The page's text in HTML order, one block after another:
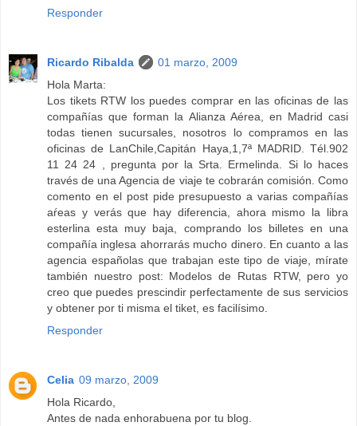
Responder
Ricardo Ribalda
01 marzo, 2009
Hola Marta:
Los tikets RTW los puedes comprar en las oficinas de las
compañías que forman la Alianza Aérea, en Madrid casi
todas tienen sucursales, nosotros lo compramos en las
oficinas de LanChile,Capitán Haya,1,7ª MADRID. Tél.902
11 24 24 , pregunta por la Srta. Ermelinda. Si lo haces
través de una Agencia de viaje te cobrarán comisión. Como
comento en el post pide presupuesto a varias compañías
aŕeas y verás que hay diferencia, ahora mismo la libra
esterlina esta muy baja, comprando los billetes en una
compañía inglesa ahorrarás mucho dinero. En cuanto a las
agencia españolas que trabajan este tipo de viaje, mírate
también nuestro post: Modelos de Rutas RTW, pero yo
creo que puedes prescindir perfectamente de sus servicios
y obtener por ti misma el tiket, es facilísimo.
Responder
Celia 09 marzo, 2009
Hola Ricardo,
Antes de nada enhorabuena por tu blog.